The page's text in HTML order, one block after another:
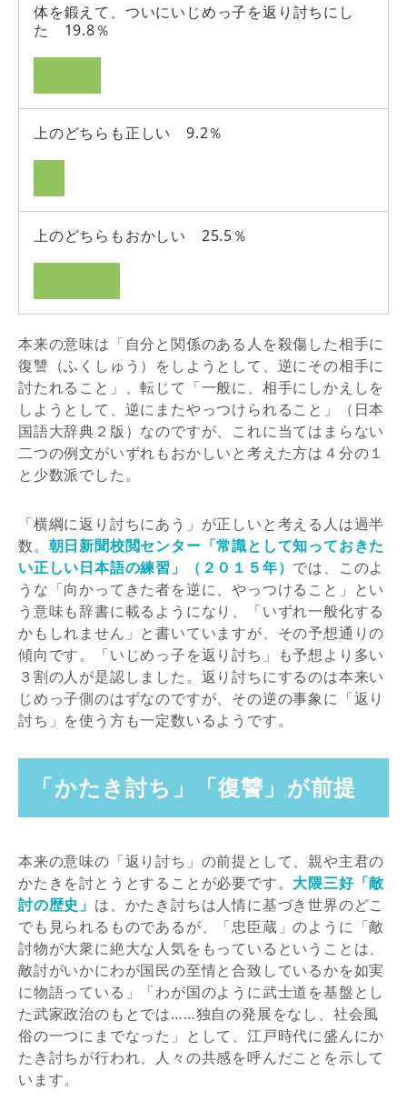
体を鍛えて、ついにいじめっ子を返り討ちにし
た 19.8％
上のどちらも正しい 9.2％
上のどちらもおかしい 25.5％
本来の意味は「自分と関係のある人を殺傷した相手に
復讐（ふくしゅう）をしようとして、逆にその相手に
討たれること」、転じて「一般に、相手にしかえしを
しようとして、逆にまたやっつけられること」（日本
国語大辞典２版）なのですが、これに当てはまらない
二つの例文がいずれもおかしいと考えた方は４分の１
と少数派でした。
「横綱に返り討ちにあう」が正しいと考える人は過半
数。 朝日新聞校閲センター「常識として知っておきた
い正しい日本語の練習」（２０１５年） では、このよ
うな「向かってきた者を逆に、やっつけること」とい
う意味も辞書に載るようになり、「いずれ一般化する
かもしれません」と書いていますが、その予想通りの
傾向です。「いじめっ子を返り討ち」も予想より多い
３割の人が是認しました。返り討ちにするのは本来い
じめっ子側のはずなのですが、その逆の事象に「返り
討ち」を使う方も一定数いるようです。
「かたき討ち」「復讐」が前提
本来の意味の「返り討ち」の前提として、親や主君の
かたきを討とうとすることが必要です。 大隈三好「敵
討の歴史」 は、かたき討ちは人情に基づき世界のどこ
でも見られるものであるが、「忠臣蔵」のように「敵
討物が大衆に絶大な人気をもっているということは、
敵討がいかにわが国民の至情と合致しているかを如実
に物語っている」「わが国のように武士道を基盤とし
た武家政治のもとでは……独自の発展をなし、社会風
俗の一つにまでなった」として、江戸時代に盛んにか
たき討ちが行われ、人々の共感を呼んだことを示して
います。